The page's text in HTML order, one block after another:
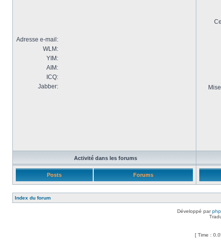
Adresse e-mail:
WLM:
YIM:
AIM:
ICQ:
Jabber:
Activité dans les forums
Posts Forums
Index du forum
Développé par
[ Time :